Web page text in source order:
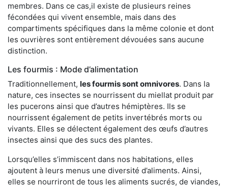
membres. Dans ce cas,il existe de plusieurs reines
fécondées qui vivent ensemble, mais dans des
compartiments spécifiques dans la même colonie et dont
les ouvrières sont entièrement dévouées sans aucune
distinction.
Les fourmis : Mode d’alimentation
Traditionnellement, les fourmis sont omnivores. Dans la
nature, ces insectes se nourrissent du miellat produit par
les pucerons ainsi que d’autres hémiptères. Ils se
nourrissent également de petits invertébrés morts ou
vivants. Elles se délectent également des œufs d’autres
insectes ainsi que des sucs des plantes.
Lorsqu’elles s’immiscent dans nos habitations, elles
ajoutent à leurs menus une diversité d’aliments. Ainsi,
elles se nourriront de tous les aliments sucrés, de viandes,